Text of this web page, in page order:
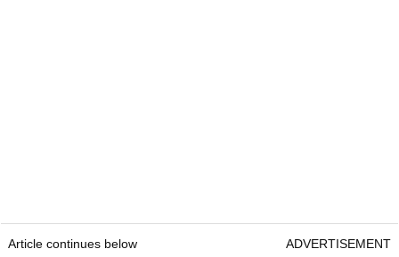
Article continues below ADVERTISEMENT